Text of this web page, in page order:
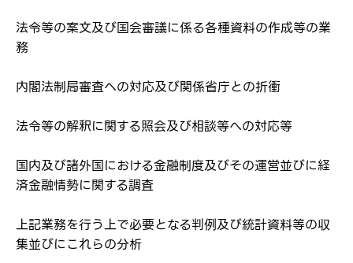
弊社ホームページの求人票をみて
応募し、転職を決めた方
ログイン
パスワード
※パスワードを忘れた方はコチラ
法令等の案文及び国会審議に係る各種資料の作成等の業
務
内閣法制局審査への対応及び関係省庁との折衝
法令等の解釈に関する照会及び相談等への対応等
国内及び諸外国における金融制度及びその運営並びに経
済金融情勢に関する調査
上記業務を行う上で必要となる判例及び統計資料等の収
集並びにこれらの分析